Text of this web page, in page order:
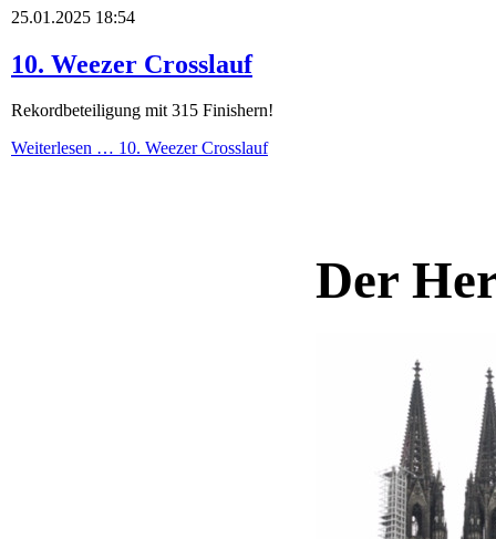
25.01.2025 18:54
10. Weezer Crosslauf
Rekordbeteiligung mit 315 Finishern!
Weiterlesen … 10. Weezer Crosslauf
Der